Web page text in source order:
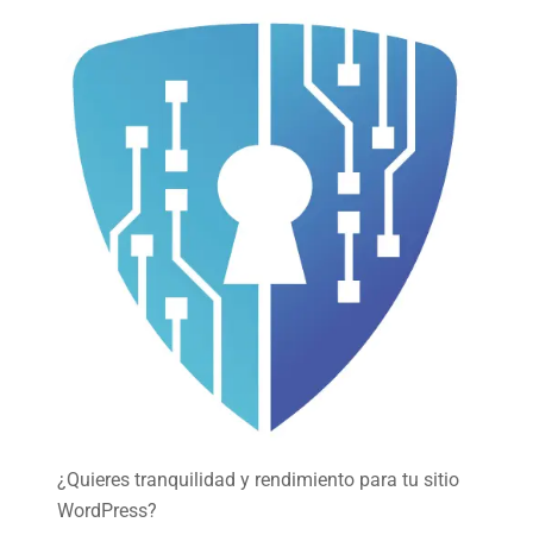
¿Quieres tranquilidad y rendimiento para tu sitio
WordPress?